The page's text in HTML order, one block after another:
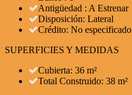
Antigüedad : A Estrenar
Disposición: Lateral
Crédito: No especificado
SUPERFICIES Y MEDIDAS
Cubierta: 36 m²
Total Construido: 38 m²